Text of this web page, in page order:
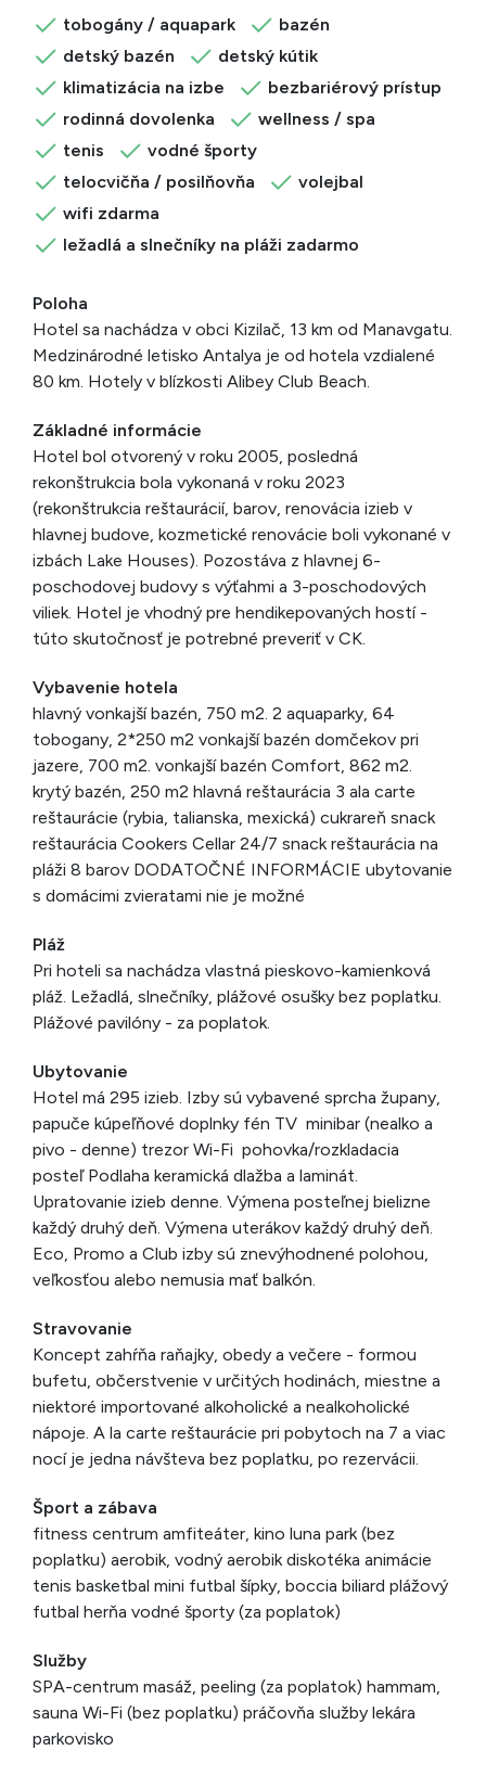
tobogány / aquapark
bazén
detský bazén
detský kútik
klimatizácia na izbe
bezbariérový prístup
rodinná dovolenka
wellness / spa
tenis
vodné športy
telocvičňa / posilňovňa
volejbal
wifi zdarma
ležadlá a slnečníky na pláži zadarmo
Poloha
Hotel sa nachádza v obci Kizilač, 13 km od Manavgatu.
Medzinárodné letisko Antalya je od hotela vzdialené
80 km. Hotely v blízkosti Alibey Club Beach.
Základné informácie
Hotel bol otvorený v roku 2005, posledná
rekonštrukcia bola vykonaná v roku 2023
(rekonštrukcia reštaurácií, barov, renovácia izieb v
hlavnej budove, kozmetické renovácie boli vykonané v
izbách Lake Houses). Pozostáva z hlavnej 6-
poschodovej budovy s výťahmi a 3-poschodových
viliek. Hotel je vhodný pre hendikepovaných hostí -
túto skutočnosť je potrebné preveriť v CK.
Vybavenie hotela
hlavný vonkajší bazén, 750 m2. 2 aquaparky, 64
tobogany, 2*250 m2 vonkajší bazén domčekov pri
jazere, 700 m2. vonkajší bazén Comfort, 862 m2.
krytý bazén, 250 m2 hlavná reštaurácia 3 ala carte
reštaurácie (rybia, talianska, mexická) cukrareň snack
reštaurácia Cookers Cellar 24/7 snack reštaurácia na
pláži 8 barov DODATOČNÉ INFORMÁCIE ubytovanie
s domácimi zvieratami nie je možné
Pláž
Pri hoteli sa nachádza vlastná pieskovo-kamienková
pláž. Ležadlá, slnečníky, plážové osušky bez poplatku.
Plážové pavilóny - za poplatok.
Ubytovanie
Hotel má 295 izieb. Izby sú vybavené sprcha župany,
papuče kúpeľňové doplnky fén TV minibar (nealko a
pivo - denne) trezor Wi-Fi pohovka/rozkladacia
posteľ Podlaha keramická dlažba a laminát.
Upratovanie izieb denne. Výmena posteľnej bielizne
každý druhý deň. Výmena uterákov každý druhý deň.
Eco, Promo a Club izby sú znevýhodnené polohou,
veľkosťou alebo nemusia mať balkón.
Stravovanie
Koncept zahŕňa raňajky, obedy a večere - formou
bufetu, občerstvenie v určitých hodinách, miestne a
niektoré importované alkoholické a nealkoholické
nápoje. A la carte reštaurácie pri pobytoch na 7 a viac
nocí je jedna návšteva bez poplatku, po rezervácii.
Šport a zábava
fitness centrum amfiteáter, kino luna park (bez
poplatku) aerobik, vodný aerobik diskotéka animácie
tenis basketbal mini futbal šípky, boccia biliard plážový
futbal herňa vodné športy (za poplatok)
Služby
SPA-centrum masáž, peeling (za poplatok) hammam,
sauna Wi-Fi (bez poplatku) práčovňa služby lekára
parkovisko